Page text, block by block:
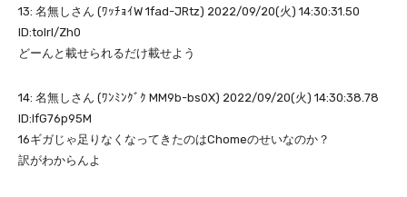
13: 名無しさん (ﾜｯﾁｮｲW 1fad-JRtz) 2022/09/20(火) 14:30:31.50
ID:tolrl/Zh0
どーんと載せられるだけ載せよう
14: 名無しさん (ﾜﾝﾐﾝｸﾞｸ MM9b-bs0X) 2022/09/20(火) 14:30:38.78
ID:lfG76p95M
16ギガじゃ足りなくなってきたのはChomeのせいなのか？
訳がわからんよ